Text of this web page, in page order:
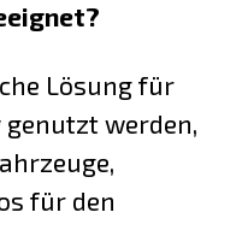
Lösung für
genutzt werden,
für den